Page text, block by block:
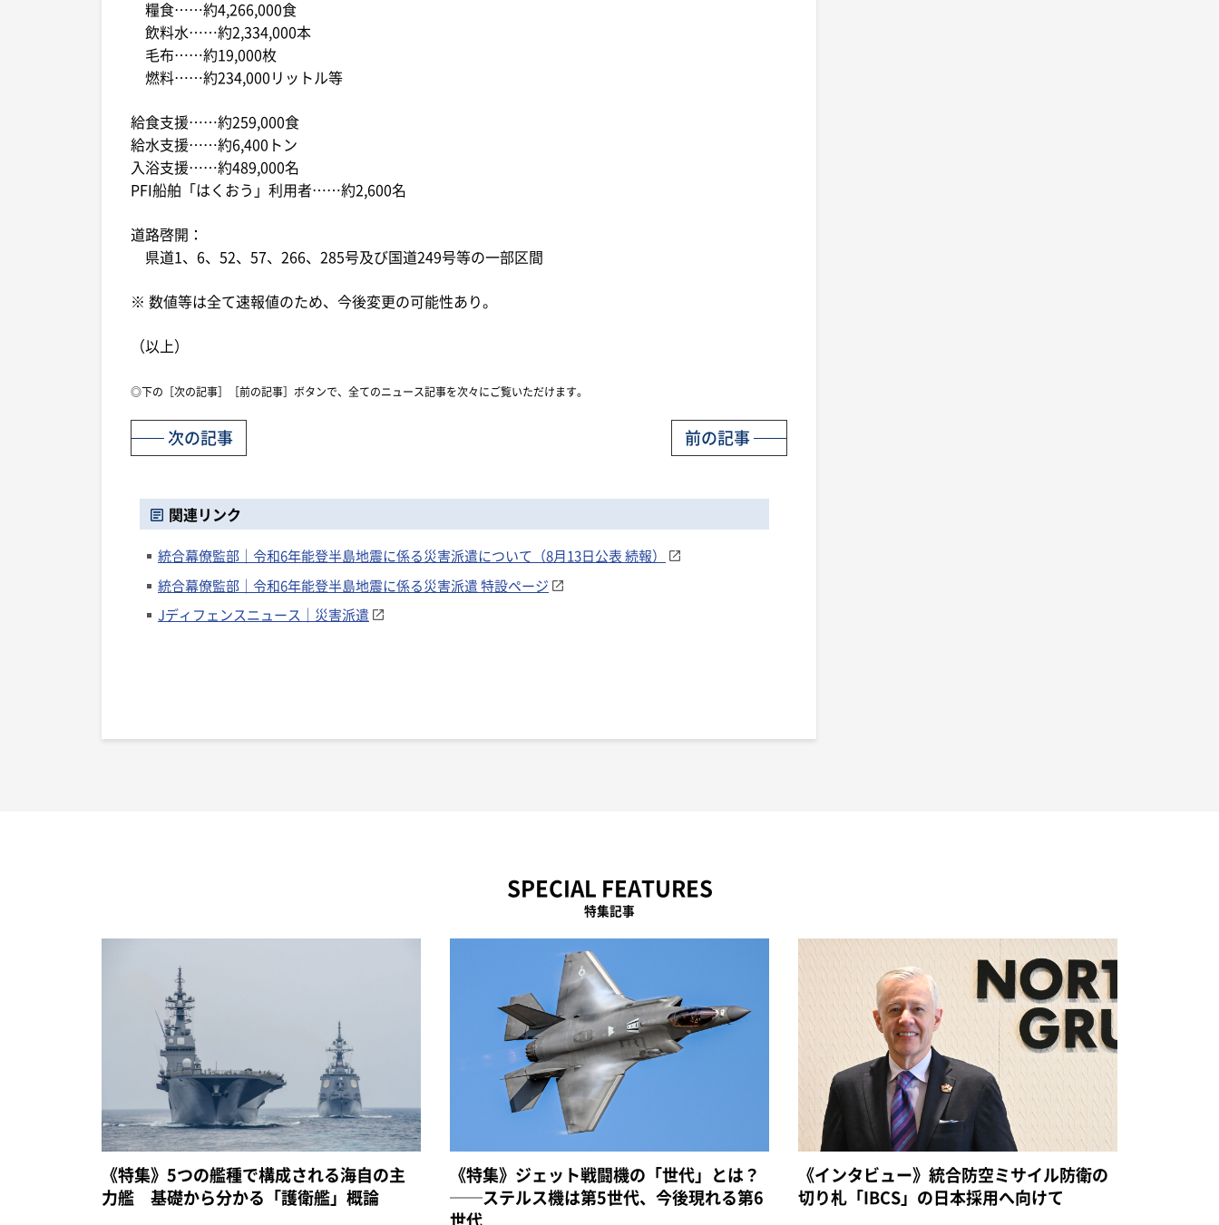
糧食……約4,266,000食
飲料水……約2,334,000本
毛布……約19,000枚
燃料……約234,000リットル等
給食支援……約259,000食
給水支援……約6,400トン
入浴支援……約489,000名
PFI船舶「はくおう」利用者……約2,600名
道路啓開：
県道1、6、52、57、266、285号及び国道249号等の一部区間
※ 数値等は全て速報値のため、今後変更の可能性あり。
（以上）
◎下の［次の記事］［前の記事］ボタンで、全てのニュース記事を次々にご覧いただけます。
前の記事
次の記事
関連リンク
統合幕僚監部｜令和6年能登半島地震に係る災害派遣について（8月13日公表 続報）
統合幕僚監部｜令和6年能登半島地震に係る災害派遣 特設ページ
Jディフェンスニュース｜災害派遣
SPECIAL FEATURES
特集記事
《特集》5つの艦種で構成される海自の主
力艦 基礎から分かる「護衛艦」概論
《特集》ジェット戦闘機の「世代」とは？
──ステルス機は第5世代、今後現れる第6
世代
《インタビュー》統合防空ミサイル防衛の
切り札「IBCS」の日本採用へ向けて